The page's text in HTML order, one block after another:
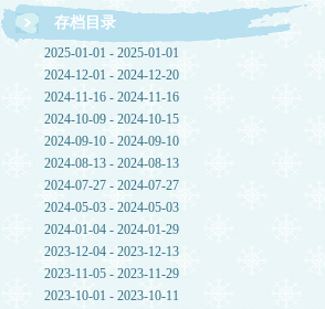
存档目录
2025-01-01 - 2025-01-01
2024-12-01 - 2024-12-20
2024-11-16 - 2024-11-16
2024-10-09 - 2024-10-15
2024-09-10 - 2024-09-10
2024-08-13 - 2024-08-13
2024-07-27 - 2024-07-27
2024-05-03 - 2024-05-03
2024-01-04 - 2024-01-29
2023-12-04 - 2023-12-13
2023-11-05 - 2023-11-29
2023-10-01 - 2023-10-11